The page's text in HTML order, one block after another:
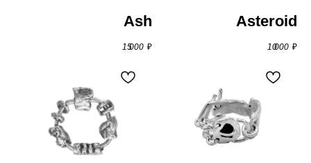
Ash
15 000 ₽
Asteroid
10 000 ₽